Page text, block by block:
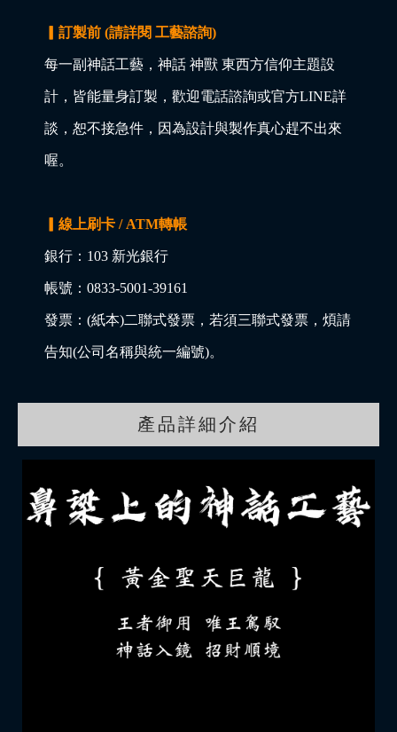
▎訂製前 (請詳閱 工藝諮詢)
每一副神話工藝，神話 神獸 東西方信仰主題設
計，皆能量身訂製，歡迎電話諮詢或官方LINE詳
談，恕不接急件，因為設計與製作真心趕不出來
喔。
▎線上刷卡 / ATM轉帳
銀行：103 新光銀行
帳號：0833-5001-39161
發票：(紙本)二聯式發票，若須三聯式發票，煩請
告知(公司名稱與統一編號)。
產品詳細介紹